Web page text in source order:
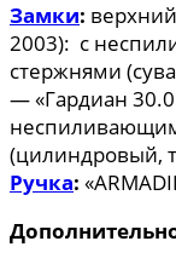
Замки:
2003): с
стержнями
— «Гардиан
(цилиндровый,
Ручка: